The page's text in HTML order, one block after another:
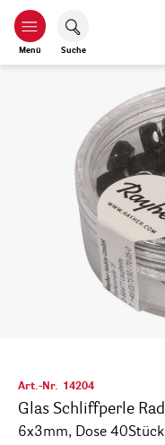
Menü Suche
Art.-Nr. 14204
Glas Schliffperle Radl
6x3mm, Dose 40Stück